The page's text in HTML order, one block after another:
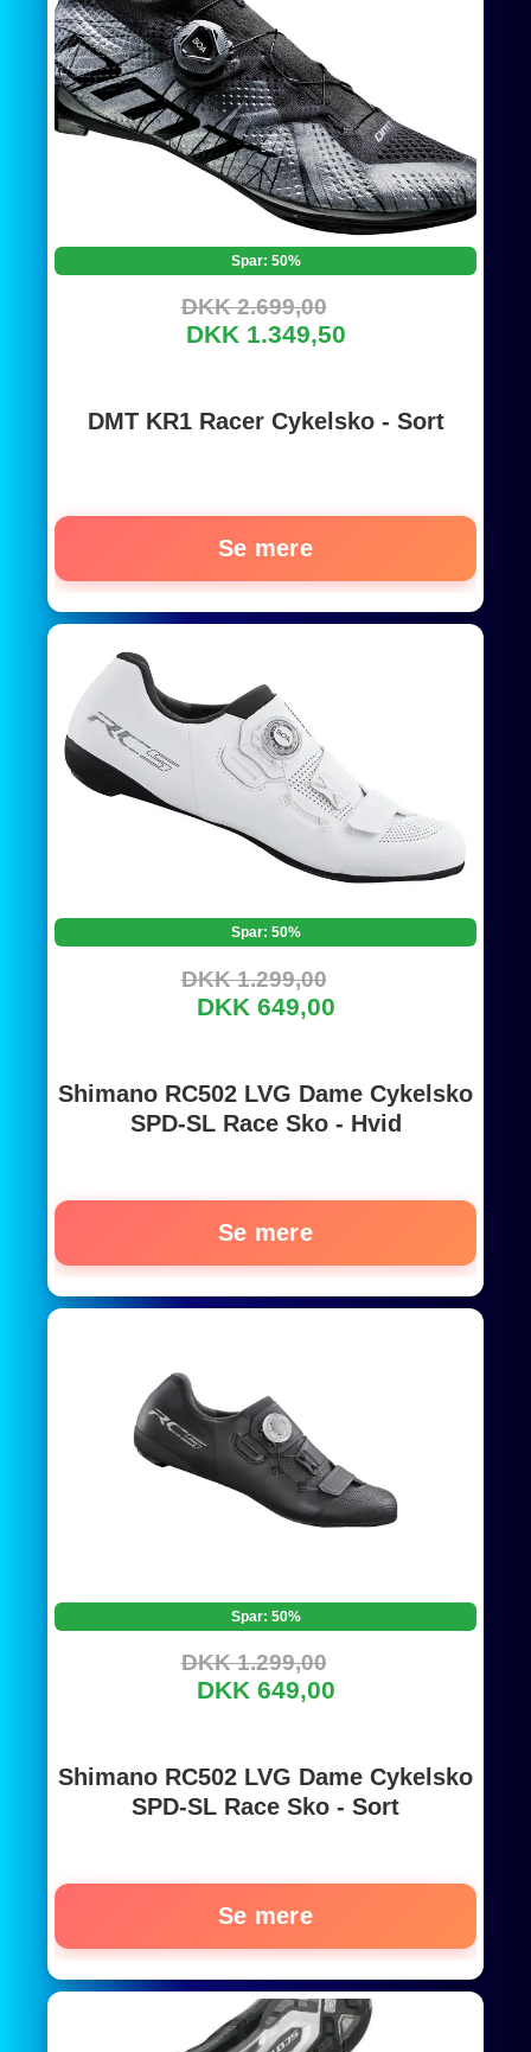
Spar: 50%
DKK 2.699,00
DKK 1.349,50
DMT KR1 Racer Cykelsko - Sort
Se mere
Spar: 50%
DKK 1.299,00
DKK 649,00
Shimano RC502 LVG Dame Cykelsko
SPD-SL Race Sko - Hvid
Se mere
Spar: 50%
DKK 1.299,00
DKK 649,00
Shimano RC502 LVG Dame Cykelsko
SPD-SL Race Sko - Sort
Se mere